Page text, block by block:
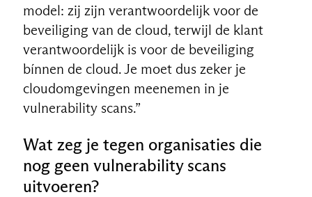
model: zij zijn verantwoordelijk voor de
beveiliging van de cloud, terwijl de klant
verantwoordelijk is voor de beveiliging
bínnen de cloud. Je moet dus zeker je
cloudomgevingen meenemen in je
vulnerability scans.”
Wat zeg je tegen organisaties die
nog geen vulnerability scans
uitvoeren?